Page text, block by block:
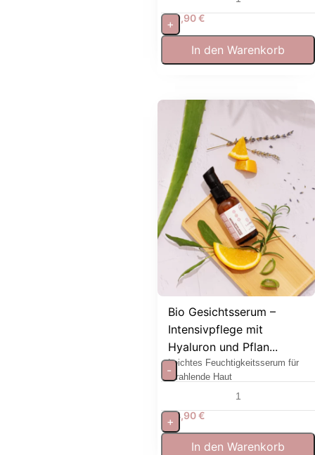
29,90€
+
In den Warenkorb
Bio Gesichtsserum –
Intensivpflege mit
Hyaluron und Pflan...
Leichtes Feuchtigkeitsserum für
strahlende Haut
34,90€
-
+
In den Warenkorb